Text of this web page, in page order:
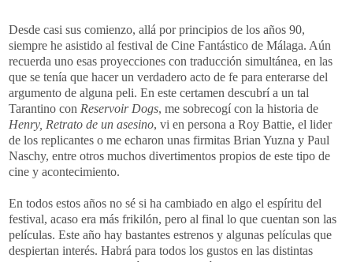
Desde casi sus comienzo, allá por principios de los años 90,
siempre he asistido al festival de Cine Fantástico de Málaga. Aún
recuerda uno esas proyecciones con traducción simultánea, en las
que se tenía que hacer un verdadero acto de fe para enterarse del
argumento de alguna peli. En este certamen descubrí a un tal
Tarantino con Reservoir Dogs, me sobrecogí con la historia de
Henry, Retrato de un asesino, vi en persona a Roy Battie, el lider
de los replicantes o me echaron unas firmitas Brian Yuzna y Paul
Naschy, entre otros muchos divertimentos propios de este tipo de
cine y acontecimiento.
En todos estos años no sé si ha cambiado en algo el espíritu del
festival, acaso era más frikilón, pero al final lo que cuentan son las
películas. Este año hay bastantes estrenos y algunas películas que
despiertan interés. Habrá para todos los gustos en las distintas